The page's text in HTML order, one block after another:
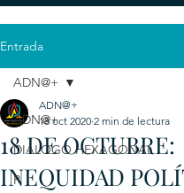
Entrada
ADN@+
DIALOGO HEXAGONAL
P
ADN@+
18 DE OCTUBRE:
INEQUIDAD
ADN@+
18 oct 2020 2 min de lectura